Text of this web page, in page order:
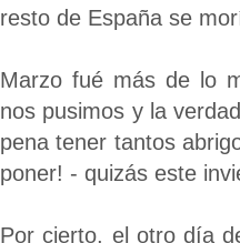
resto de España se
Marzo fué más de lo
nos pusimos y la
pena tener tantos
poner! - quizás este
Por cierto, el otro día